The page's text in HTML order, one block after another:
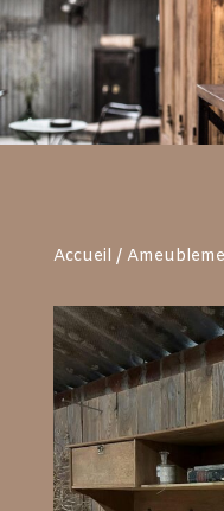
or in the module
every aspect of this
settings and even
module Advanced
Accueil /